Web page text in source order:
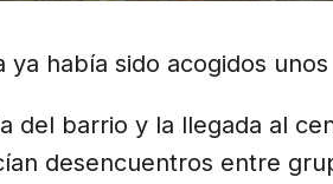
ya había sido acogidos
del barrio y la llegada al
desencuentros entre